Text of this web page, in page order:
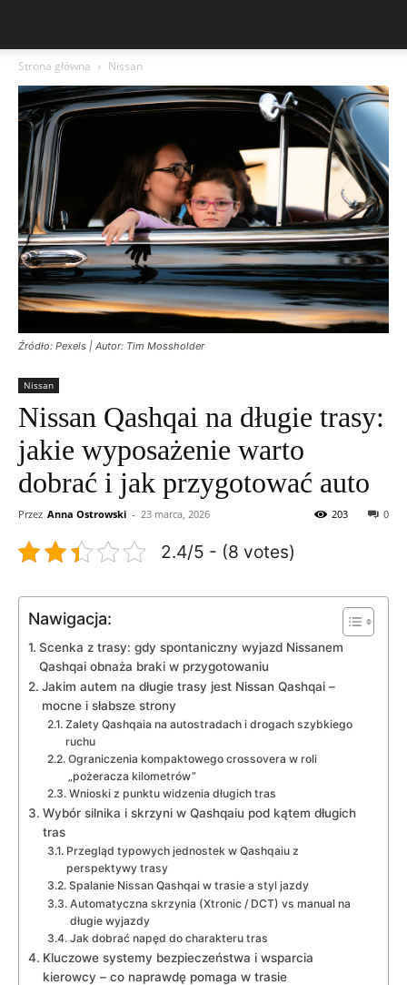
Strona główna Nissan
Źródło: Pexels | Autor: Tim Mossholder
Nissan
Nissan Qashqai na długie trasy:
jakie wyposażenie warto
dobrać i jak przygotować auto
Przez Anna Ostrowski - 23 marca, 2026 0
203
2.4/5 - (8 votes)
Nawigacja:
Scenka z trasy: gdy spontaniczny wyjazd Nissanem
Qashqai obnaża braki w przygotowaniu
Jakim autem na długie trasy jest Nissan Qashqai –
mocne i słabsze strony
Zalety Qashqaia na autostradach i drogach szybkiego
ruchu
Ograniczenia kompaktowego crossovera w roli
„pożeracza kilometrów”
Wnioski z punktu widzenia długich tras
Wybór silnika i skrzyni w Qashqaiu pod kątem długich
tras
Przegląd typowych jednostek w Qashqaiu z
perspektywy trasy
Spalanie Nissan Qashqai w trasie a styl jazdy
Automatyczna skrzynia (Xtronic / DCT) vs manual na
długie wyjazdy
Jak dobrać napęd do charakteru tras
Kluczowe systemy bezpieczeństwa i wsparcia
kierowcy – co naprawdę pomaga w trasie